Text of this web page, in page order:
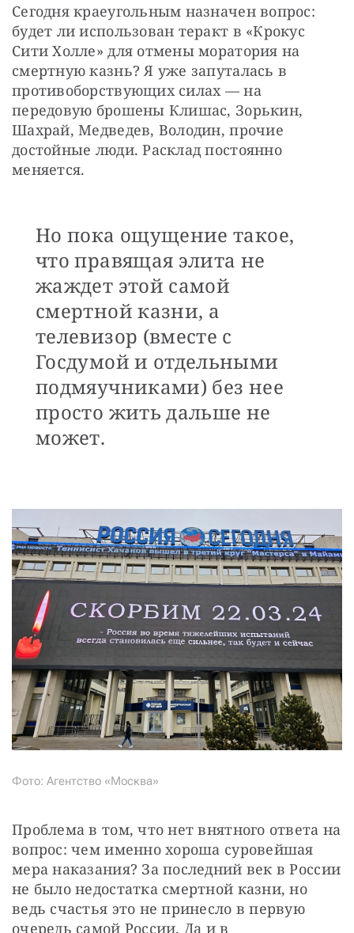
Сегодня краеугольным назначен вопрос:
будет ли использован теракт в «Крокус
Сити Холле» для отмены моратория на
смертную казнь? Я уже запуталась в
противоборствующих силах — на
передовую брошены Клишас, Зорькин,
Шахрай, Медведев, Володин, прочие
достойные люди. Расклад постоянно
меняется.
Но пока ощущение такое,
что правящая элита не
жаждет этой самой
смертной казни, а
телевизор (вместе с
Госдумой и отдельными
подмяучниками) без нее
просто жить дальше не
может.
Фото: Агентство «Москва»
Проблема в том, что нет внятного ответа на
вопрос: чем именно хороша суровейшая
мера наказания? За последний век в России
не было недостатка смертной казни, но
ведь счастья это не принесло в первую
очередь самой России. Да и в